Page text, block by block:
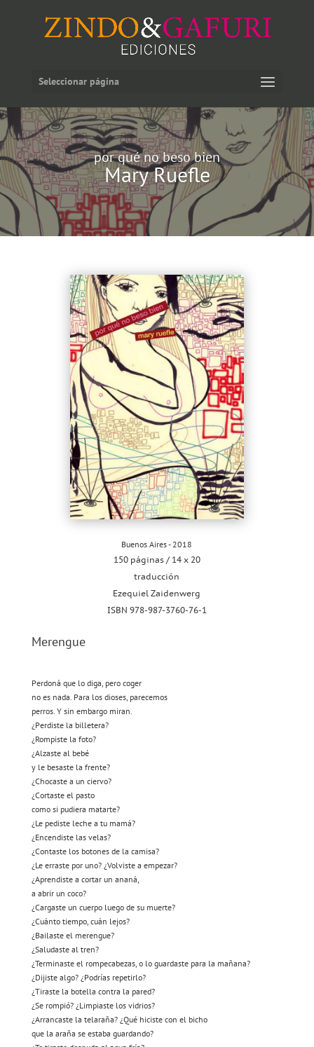
Seleccionar página
por qué no beso bien
Mary Ruefle
Buenos Aires - 2018
150 páginas / 14 x 20
traducción
Ezequiel Zaidenwerg
ISBN 978-987-3760-76-1
Merengue
Perdoná que lo diga, pero coger
no es nada. Para los dioses, parecemos
perros. Y sin embargo miran.
¿Perdiste la billetera?
¿Rompiste la foto?
¿Alzaste al bebé
y le besaste la frente?
¿Chocaste a un ciervo?
¿Cortaste el pasto
como si pudiera matarte?
¿Le pediste leche a tu mamá?
¿Encendiste las velas?
¿Contaste los botones de la camisa?
¿Le erraste por uno? ¿Volviste a empezar?
¿Aprendiste a cortar un ananá,
a abrir un coco?
¿Cargaste un cuerpo luego de su muerte?
¿Cuánto tiempo, cuán lejos?
¿Bailaste el merengue?
¿Saludaste al tren?
¿Terminaste el rompecabezas, o lo guardaste para la mañana?
¿Dijiste algo? ¿Podrías repetirlo?
¿Tiraste la botella contra la pared?
¿Se rompió? ¿Limpiaste los vidrios?
¿Arrancaste la telaraña? ¿Qué hiciste con el bicho
que la araña se estaba guardando?